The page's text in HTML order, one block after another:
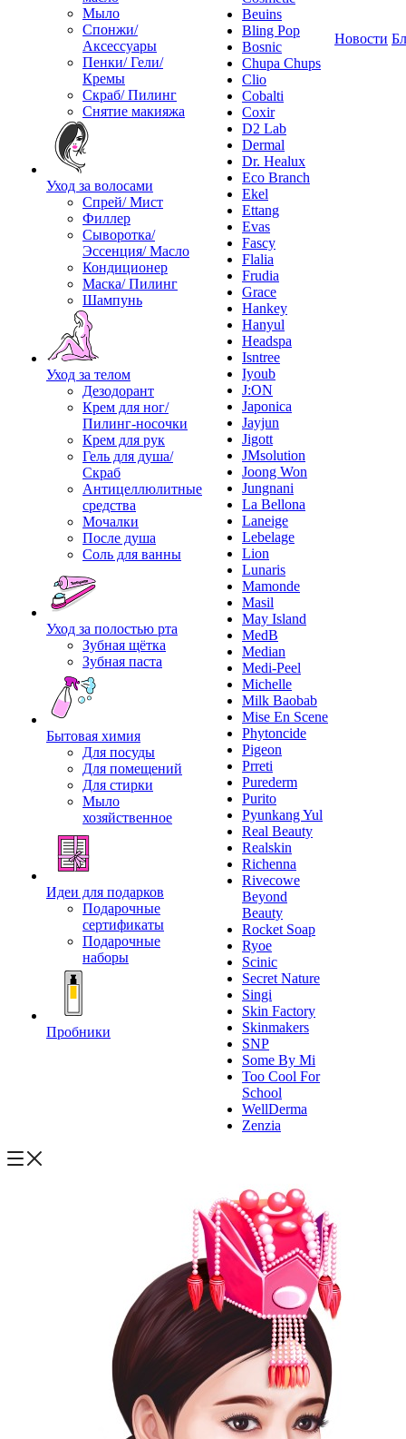
Мыло
Спонжи/
Аксессуары
Пенки/ Гели/
Кремы
Скраб/ Пилинг
Снятие макияжа
Уход за волосами
Спрей/ Мист
Филлер
Сыворотка/
Эссенция/ Масло
Кондиционер
Маска/ Пилинг
Шампунь
Уход за телом
Дезодорант
Крем для ног/
Пилинг-носочки
Крем для рук
Гель для душа/
Скраб
Антицеллюлитные
средства
Мочалки
После душа
Соль для ванны
Уход за полостью рта
Зубная щётка
Зубная паста
Бытовая химия
Для посуды
Для помещений
Для стирки
Мыло
хозяйственное
Идеи для подарков
Подарочные
сертификаты
Подарочные
наборы
Пробники
Beuins
Bling Pop
Bosnic
Chupa Chups
Clio
Cobalti
Coxir
D2 Lab
Dermal
Dr. Healux
Eco Branch
Ekel
Ettang
Evas
Fascy
Flalia
Frudia
Grace
Hankey
Hanyul
Headspa
Isntree
Iyoub
J:ON
Japonica
Jayjun
Jigott
JMsolution
Joong Won
Jungnani
La Bellona
Laneige
Lebelage
Lion
Lunaris
Mamonde
Masil
May Island
MedB
Median
Medi-Peel
Michelle
Milk Baobab
Mise En Scene
Phytoncide
Pigeon
Prreti
Purederm
Purito
Pyunkang Yul
Real Beauty
Realskin
Richenna
Rivecowe
Beyond
Beauty
Rocket Soap
Ryoe
Scinic
Secret Nature
Singi
Skin Factory
Skinmakers
SNP
Some By Mi
Too Cool For
School
WellDerma
Zenzia
Новости